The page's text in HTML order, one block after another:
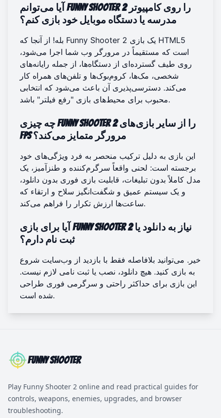
آیا می‌توانم Funny Shooter 2 را روی کامپیوتر
مدرسه یا دستگاه موبایل خود بازی کنم؟
بله! از آنجا که Funny Shooter 2 یک بازی HTML5
است که مستقیماً در مرورگر وب شما اجرا می‌شود،
روی طیف گسترده‌ای از دستگاه‌ها، از جمله رایانه‌های
شخصی، مک‌ها، کروم‌بوک‌ها و تلفن‌های همراه کار
می‌کند. دسترسی‌پذیری آن باعث می‌شود که انتخابی
محبوب برای محیط‌های بازی "رفع فیلتر" باشد.
چه چیزی Funny Shooter 2 را از سایر بازی‌های
FPS مرورگر متمایز می‌کند؟
این بازی به دلیل ترکیب منحصر به فرد ویژگی‌های خود
برجسته است: لحنی واقعاً سرگرم‌کننده و طنزآمیز، یک
مدل کاملاً بدون تبلیغات، قابلیت بازی فوری بدون دانلود،
و یک سیستم عمیق و شگفت‌انگیز سلاح و ارتقاء که
ساعت‌ها ارزش تکرار را فراهم می‌کند.
آیا برای بازی Funny Shooter 2 نیاز به دانلود یا
ثبت نام دارم؟
خیر. می‌توانید بلافاصله فقط با بازدید از وب‌سایت شروع
به بازی کنید. هیچ دانلود، نصب یا ثبت نامی لازم نیست.
این بازی برای حداکثر راحتی و سرگرمی فوری طراحی
شده است.
Funny Shooter
Play Funny Shooter 2 online and read practical guides for
controls, weapons, enemies, upgrades, and browser
troubleshooting.